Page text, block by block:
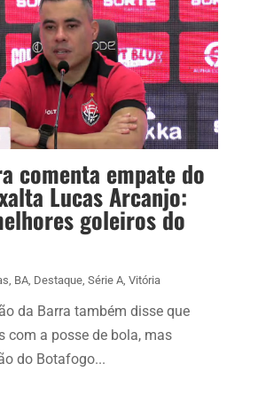
comenta empate do
Lucas Arcanjo:
goleiros do
, BA, Destaque, Série A, Vitória
da Barra também disse que
com a posse de bola, mas
do Botafogo...